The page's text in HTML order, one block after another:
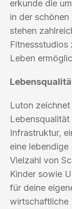
erkunde die
in der
stehen
Fitnessstudios
Leben
Luton
Infrastruktur,
eine lebendige
Vielzahl von
Kinder sowie
für deine
wirtschaftliche